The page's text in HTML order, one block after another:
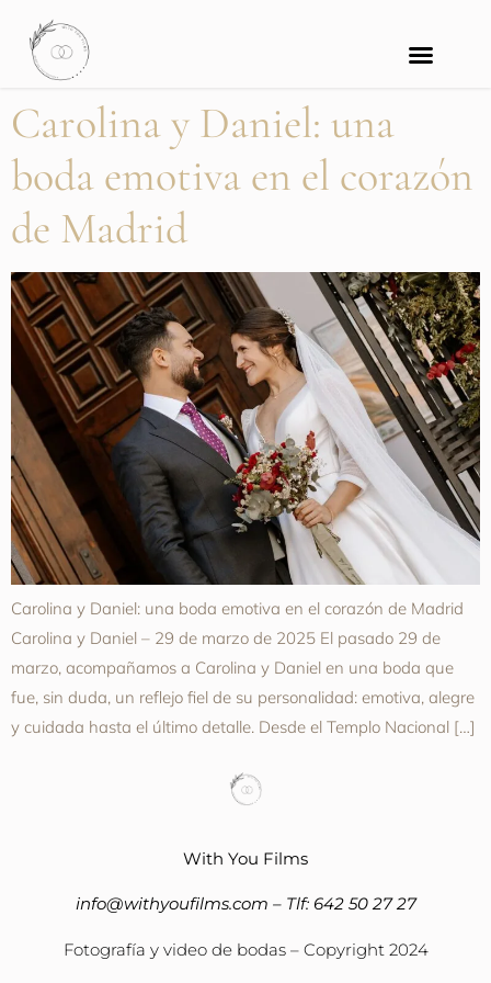
Carolina y Daniel: una
boda emotiva en el corazón
de Madrid
Carolina y Daniel: una boda emotiva en el corazón de Madrid
Carolina y Daniel – 29 de marzo de 2025 El pasado 29 de
marzo, acompañamos a Carolina y Daniel en una boda que
fue, sin duda, un reflejo fiel de su personalidad: emotiva, alegre
y cuidada hasta el último detalle. Desde el Templo Nacional […]
With You Films
info@withyoufilms.com – Tlf: 642 50 27 27
Fotografía y video de bodas – Copyright 2024